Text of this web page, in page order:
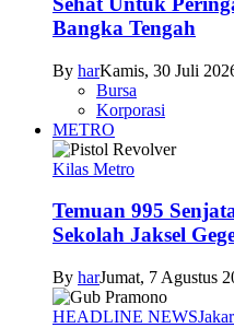
Bangka Tengah
By harKamis, 30 Juli
Bursa
Korporasi
METRO
Kilas Metro
Temuan 995
Sekolah Jaksel
By harJumat, 7 Agustus
HEADLINE NEWS